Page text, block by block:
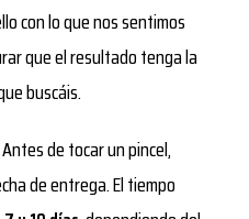
con lo que nos sentimos
que el resultado tenga la
buscáis.
Antes de tocar un pincel,
de entrega. El tiempo